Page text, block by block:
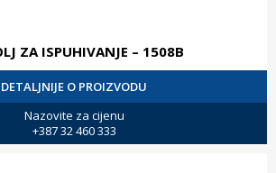
ZA ISPUHIVANJE – 1508B
DETALJNIJE O PROIZVODU
Nazovite za cijenu
+387 32 460 333